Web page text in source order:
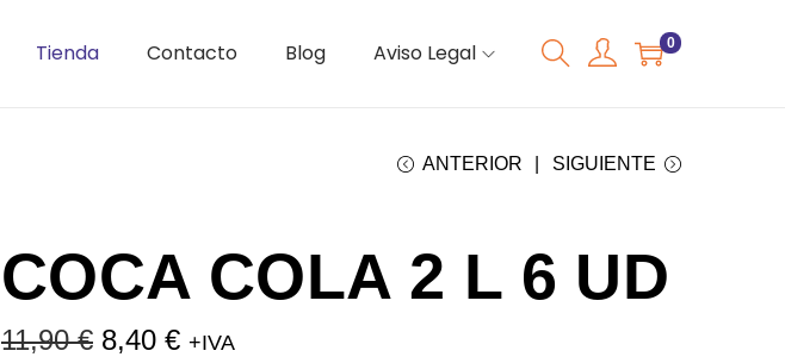
Tienda Contacto Blog Aviso Legal 0
ANTERIOR SIGUIENTE
COCA COLA 2 L 6 UD
11,90€ 8,40 € +IVA